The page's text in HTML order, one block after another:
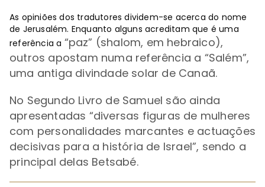
As opiniões dos tradutores dividem-se acerca do nome
de Jerusalém. Enquanto alguns acreditam que é uma
referência a “paz” (shalom, em hebraico),
outros apostam numa referência a “Salém”,
uma antiga divindade solar de Canaã.
No Segundo Livro de Samuel são ainda
apresentadas “diversas figuras de mulheres
com personalidades marcantes e actuações
decisivas para a história de Israel”, sendo a
principal delas Betsabé.